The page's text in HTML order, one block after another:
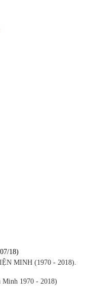
18)
MINH (1970 - 2018).
1970 - 2018)